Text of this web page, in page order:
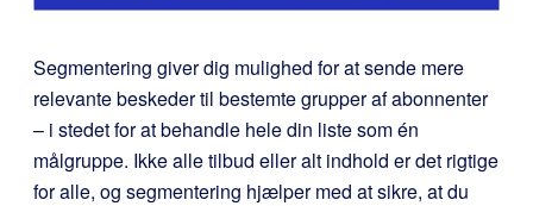
Segmentering giver dig mulighed for at sende mere
relevante beskeder til bestemte grupper af abonnenter
– i stedet for at behandle hele din liste som én
målgruppe. Ikke alle tilbud eller alt indhold er det rigtige
for alle, og segmentering hjælper med at sikre, at du